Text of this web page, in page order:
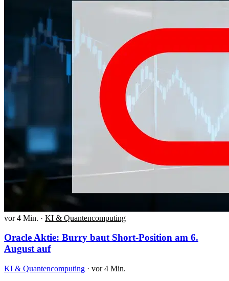
vor 4 Min. · KI & Quantencomputing
Oracle Aktie: Burry baut Short-Position am 6.
August auf
KI & Quantencomputing · vor 4 Min.